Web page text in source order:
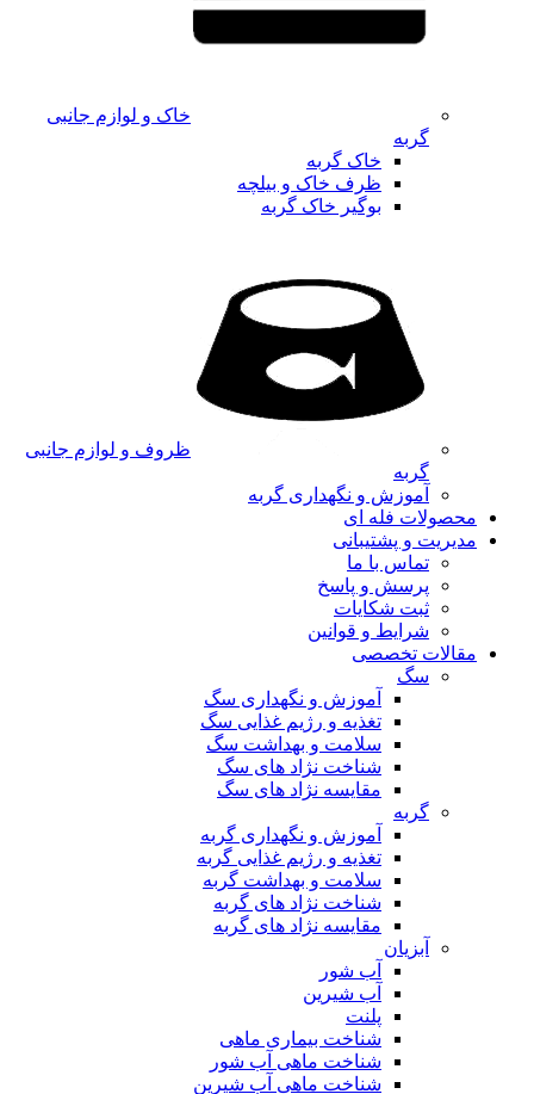
خاک و لوازم جانبی
گربه
خاک گربه
ظرف خاک و بیلچه
بوگیر خاک گربه
ظروف و لوازم جانبی
گربه
آموزش و نگهداری گربه
محصولات فله ای
مدیریت و پشتیبانی
تماس با ما
پرسش و پاسخ
ثبت شکایات
شرایط و قوانین
مقالات تخصصی
سگ
آموزش و نگهداری سگ
تغذیه و رژیم غذایی سگ
سلامت و بهداشت سگ
شناخت نژاد های سگ
مقایسه نژاد های سگ
گربه
آموزش و نگهداری گربه
تغذیه و رژیم غذایی گربه
سلامت و بهداشت گربه
شناخت نژاد های گربه
مقایسه نژاد های گربه
آبزیان
آب شور
آب شیرین
پلنت
شناخت بیماری ماهی
شناخت ماهی آب شور
شناخت ماهی آب شیرین